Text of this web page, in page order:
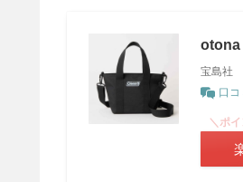
otona
宝島社
口コ
＼ポ